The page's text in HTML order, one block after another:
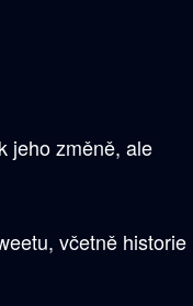
jeho změně, ale
včetně historie